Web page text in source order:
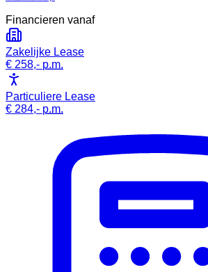
Financieren vanaf
Zakelijke Lease
€ 258,- p.m.
Particuliere Lease
€ 284,- p.m.